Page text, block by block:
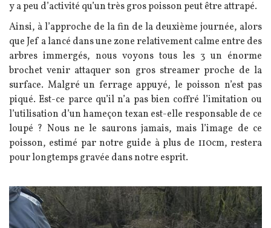
y a peu d’activité qu’un très gros poisson peut être attrapé.
Ainsi, à l’approche de la fin de la deuxième journée, alors
que Jef a lancé dans une zone relativement calme entre des
arbres immergés, nous voyons tous les 3 un énorme
brochet venir attaquer son gros streamer proche de la
surface. Malgré un ferrage appuyé, le poisson n’est pas
piqué. Est-ce parce qu’il n’a pas bien coffré l’imitation ou
l’utilisation d’un hameçon texan est-elle responsable de ce
loupé ? Nous ne le saurons jamais, mais l’image de ce
poisson, estimé par notre guide à plus de 110cm, restera
pour longtemps gravée dans notre esprit.
Image